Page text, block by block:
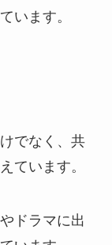
います。
でなく、共
ています。
ドラマに出